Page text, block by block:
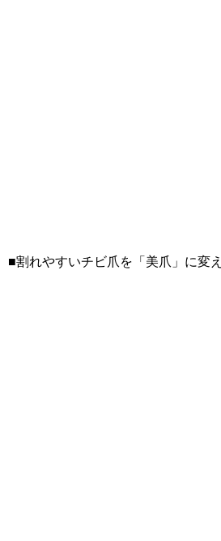
■割れやすいチビ爪を「美爪」に変